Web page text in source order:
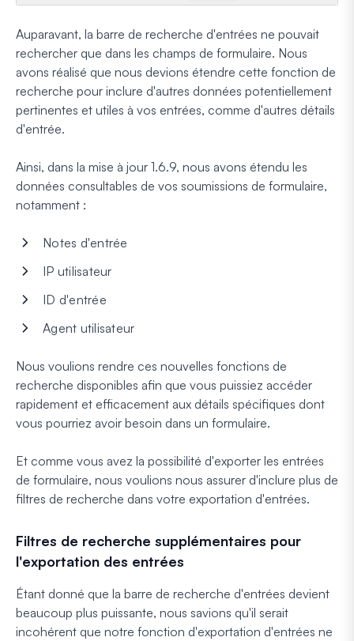
Auparavant, la barre de recherche d'entrées ne pouvait
rechercher que dans les champs de formulaire. Nous
avons réalisé que nous devions étendre cette fonction de
recherche pour inclure d'autres données potentiellement
pertinentes et utiles à vos entrées, comme d'autres détails
d'entrée.
Ainsi, dans la mise à jour 1.6.9, nous avons étendu les
données consultables de vos soumissions de formulaire,
notamment :
Notes d'entrée
IP utilisateur
ID d'entrée
Agent utilisateur
Nous voulions rendre ces nouvelles fonctions de
recherche disponibles afin que vous puissiez accéder
rapidement et efficacement aux détails spécifiques dont
vous pourriez avoir besoin dans un formulaire.
Et comme vous avez la possibilité d'exporter les entrées
de formulaire, nous voulions nous assurer d'inclure plus de
filtres de recherche dans votre exportation d'entrées.
Filtres de recherche supplémentaires pour
l'exportation des entrées
Étant donné que la barre de recherche d'entrées devient
beaucoup plus puissante, nous savions qu'il serait
incohérent que notre fonction d'exportation d'entrées ne